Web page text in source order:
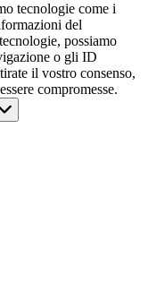
tecnologie come i
del
possiamo
o gli ID
il vostro consenso,
compromesse.